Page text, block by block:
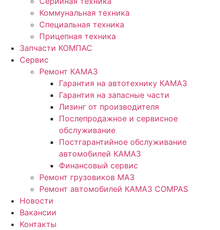
Коммунальная техника
Специальная техника
Прицепная техника
Запчасти КОМПАС
Сервис
Ремонт КАМАЗ
Гарантия на автотехнику КАМАЗ
Гарантия на запасные части
Лизинг от производителя
Послепродажное и сервисное
обслуживание
Постгарантийное обслуживание
автомобилей КАМАЗ
Финансовый сервис
Ремонт грузовиков МАЗ
Ремонт автомобилей КАМАЗ COMPAS
Новости
Вакансии
Контакты